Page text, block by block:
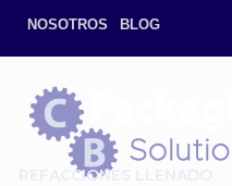
NOSOTROS BLOG
REFACCIONES LLENADO